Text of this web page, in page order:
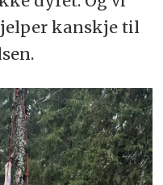
kanskje til